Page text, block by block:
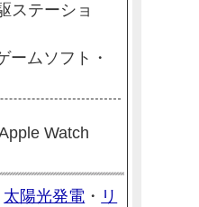
ステーショ
ームソフト
Watch
太陽光発電 ・ リ